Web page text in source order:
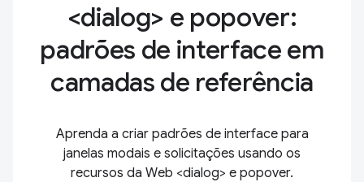
<dialog> e popover:
padrões de interface em
camadas de referência
Aprenda a criar padrões de interface para
janelas modais e solicitações usando os
recursos da Web <dialog> e popover.